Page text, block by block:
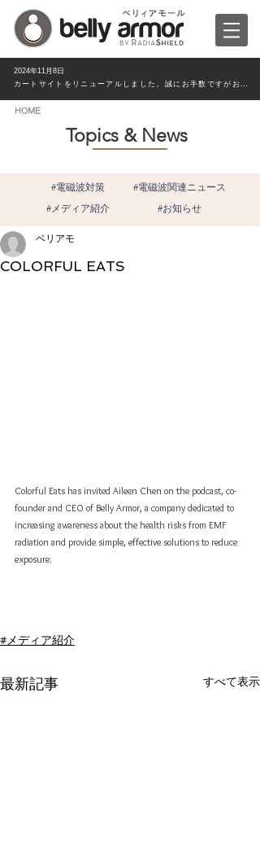
2024年11月8日
カートサイトをリニューアルしました。誠にお手数ですがお客様情報は新たにご入力ください。
HOME
Topics & News
#電磁波対策
#メディア紹介
#電磁波関連ニュース
#お知らせ
COLORFUL EATS
ベリアモ
Colorful Eats has invited Aileen Chen on the podcast, co-
founder and CEO of Belly Armor, a company dedicated to
increasing awareness about the health risks from EMF
radiation and provide simple, effective solutions to reduce
exposure.
#メディア紹介
最新記事 すべて表示